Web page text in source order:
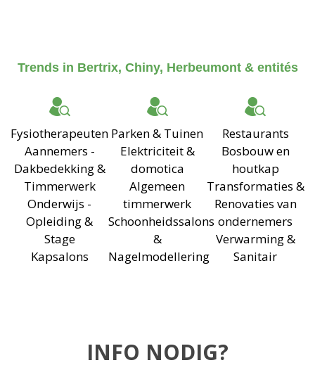
Trends in Bertrix, Chiny, Herbeumont & entités
Fysiotherapeuten
Aannemers -
Dakbedekking &
Timmerwerk
Onderwijs -
Opleiding &
Stage
Kapsalons
Parken & Tuinen
Elektriciteit &
domotica
Algemeen
timmerwerk
Schoonheidssalons
&
Nagelmodellering
Restaurants
Bosbouw en
houtkap
Transformaties &
Renovaties van
ondernemers
Verwarming &
Sanitair
INFO NODIG?